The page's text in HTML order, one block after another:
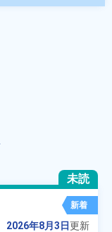
未読
新着
2026年8月3日更新